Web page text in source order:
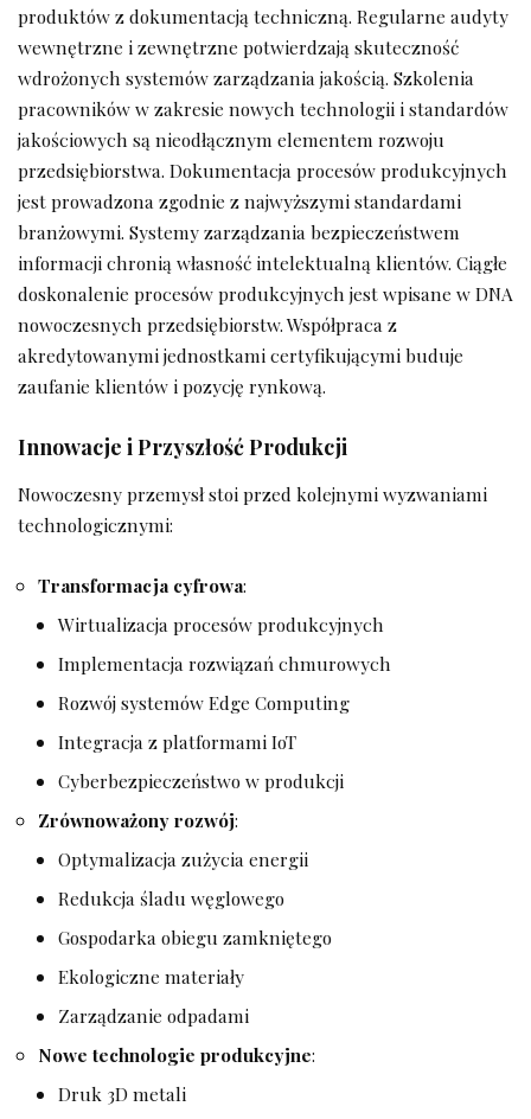
produktów z dokumentacją techniczną. Regularne audyty
wewnętrzne i zewnętrzne potwierdzają skuteczność
wdrożonych systemów zarządzania jakością. Szkolenia
pracowników w zakresie nowych technologii i standardów
jakościowych są nieodłącznym elementem rozwoju
przedsiębiorstwa. Dokumentacja procesów produkcyjnych
jest prowadzona zgodnie z najwyższymi standardami
branżowymi. Systemy zarządzania bezpieczeństwem
informacji chronią własność intelektualną klientów. Ciągłe
doskonalenie procesów produkcyjnych jest wpisane w DNA
nowoczesnych przedsiębiorstw. Współpraca z
akredytowanymi jednostkami certyfikującymi buduje
zaufanie klientów i pozycję rynkową.
Innowacje i Przyszłość Produkcji
Nowoczesny przemysł stoi przed kolejnymi wyzwaniami
technologicznymi:
Transformacja cyfrowa:
Wirtualizacja procesów produkcyjnych
Implementacja rozwiązań chmurowych
Rozwój systemów Edge Computing
Integracja z platformami IoT
Cyberbezpieczeństwo w produkcji
Zrównoważony rozwój:
Optymalizacja zużycia energii
Redukcja śladu węglowego
Gospodarka obiegu zamkniętego
Ekologiczne materiały
Zarządzanie odpadami
Nowe technologie produkcyjne:
Druk 3D metali